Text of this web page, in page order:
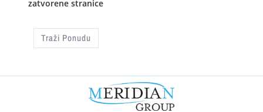
zatvorene stranice
Traži Ponudu